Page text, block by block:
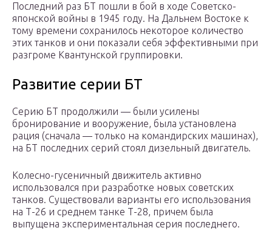
Последний раз БТ пошли в бой в ходе Советско-
японской войны в 1945 году. На Дальнем Востоке к
тому времени сохранилось некоторое количество
этих танков и они показали себя эффективными при
разгроме Квантунской группировки.
Развитие серии БТ
Серию БТ продолжили — были усилены
бронирование и вооружение, была установлена
рация (сначала — только на командирских машинах),
на БТ последних серий стоял дизельный двигатель.
Колесно-гусеничный движитель активно
использовался при разработке новых советских
танков. Существовали варианты его использования
на Т-26 и среднем танке Т-28, причем была
выпущена экспериментальная серия последнего.